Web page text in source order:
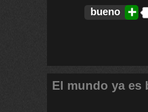
bueno
El mundo ya es